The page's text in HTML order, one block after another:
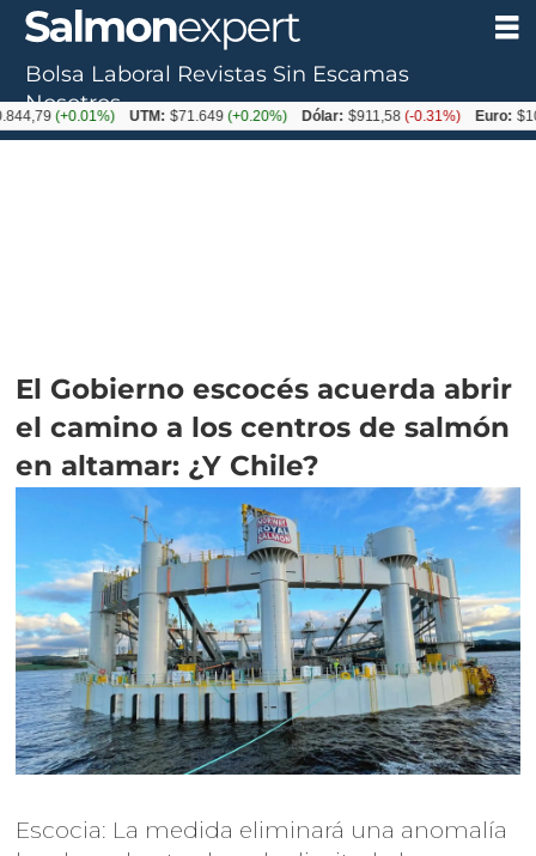
El Gobierno escocés acuerda abrir
el camino a los centros de salmón
en altamar: ¿Y Chile?
Escocia: La medida eliminará una anomalía
Bolsa Laboral Revistas Sin Escamas
Nosotros
(+0.01%) UTM: $71.649(+0.20%) Dólar: $911,58(-0.31%) Euro: $1053,36